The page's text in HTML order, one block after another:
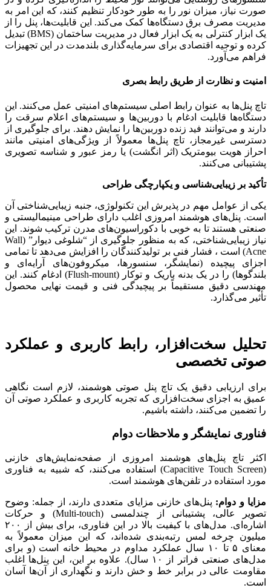
صورت نیاز، میزان نور را به طور خودکار تنظیم کنند، که این امر به
مدیریت مصرف برق دستگاه‌ها کمک می‌کند. این قابلیت‌ها، پنل را از
یک ابزار کنترلی به یک ابزار فعال در مدیریت ساختمان (BMS) تبدیل
کرده و توجیه اقتصادی برای سرمایه‌گذاری بلندمدت در این تجهیزات
فراهم می‌آورد.
امنیت و نظارت از طریق رابط بصری
تاچ پنل‌ها به عنوان رابط اصلی سیستم‌های امنیتی عمل می‌کنند. این
دستگاه‌ها قابلیت ادغام با دوربین‌ها و سیستم‌های اعلام سرقت را
دارند و می‌توانند فید زنده دوربین‌ها را نمایش دهند. برای جلوگیری از
دسترسی غیرمجاز، تاچ پنل‌ها معمولاً از ویژگی‌های امنیتی مانند
احراز هویت بیومتریک (اثر انگشت) یا رمز عبور و شناسه تصویری
پشتیبانی می‌کنند.
تأکید بر زیبایی‌شناسی و یکپارچگی طراحی
یکی از عوامل مهم در پذیرش این تکنولوژی، جنبه زیبایی‌شناختی آن
است. پنل‌های هوشمند امروزی اغلب دارای طراحی مینیمالیستی و
صنعتی هستند تا به خوبی با دکوراسیون‌های مدرن ترکیب شوند. این
نیاز زیبایی‌شناختی، که به منظور جلوگیری از “شلوغی دیوار” (Wall
Acne) است ، فشار فنی بر تولیدکنندگان را افزایش می‌دهد تا تمامی
اجزای پیچیده (نمایشگر، سنسورها، میکروفون‌های آرایه‌ای و
بلندگوها) را در یک بدنه باریک و توکار (Flush-mount) ادغام کنند. این
مهندسی دقیق مستقیماً بر پیچیدگی فنی و قیمت نهایی محصول
تأثیر می‌گذارد.
تحلیل سخت‌افزار، رابط کاربری و عملکرد
صوتی تخصصی
برای ارزیابی دقیق یک تاچ پنل صوتی هوشمند، لازم است نگاهی
عمیق به اجزای سخت‌افزاری که تجربه کاربری و عملکرد صوتی آن
را تضمین می‌کنند، داشته باشیم.
فناوری نمایشگر و ملاحظات دوام
اکثر تاچ پنل‌های هوشمند امروزی از صفحه‌نمایش‌های خازنی
(Capacitive Touch Screen) استفاده می‌کنند، که شبیه به فناوری
مورد استفاده در تلفن‌های هوشمند است.
مزایا و دوام: پنل‌های خازنی مزایای متعددی دارند، از جمله: وضوح
تصویر عالی، پشتیبانی از چندلمسی (Multi-touch) و حرکات
اشاره‌ای. مدل‌های با کیفیت بالا در این فناوری، برای بیش از ۲۰۰
میلیون چرخه لمس رتبه‌بندی شده‌اند، که این میزان معمولاً به
معنای ۵ تا ۱۰ سال عملکرد مداوم در محیط خانه است (و برای
مدل‌های صنعتی فراتر از ۱۰ سال). علاوه بر این، این پنل‌ها اغلب
مقاومت عالی در برابر خط و خش دارند و نگهداری از آن‌ها آسان
است.